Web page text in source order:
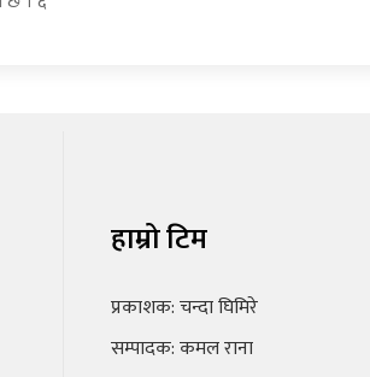
हाम्रो टिम
प्रकाशक: चन्दा घिमिरे
सम्पादक: कमल राना